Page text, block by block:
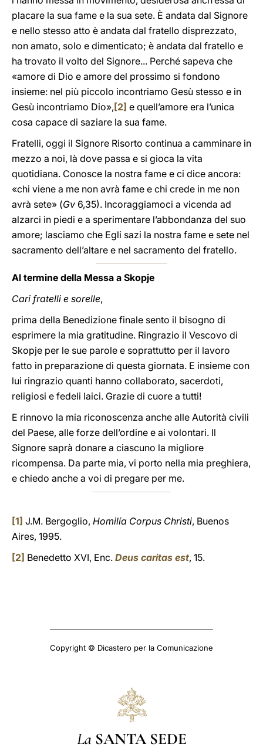
placare la sua fame e la sua sete. È andata dal Signore
e nello stesso atto è andata dal fratello disprezzato,
non amato, solo e dimenticato; è andata dal fratello e
ha trovato il volto del Signore... Perché sapeva che
«amore di Dio e amore del prossimo si fondono
insieme: nel più piccolo incontriamo Gesù stesso e in
Gesù incontriamo Dio», [2] e quell’amore era l’unica
cosa capace di saziare la sua fame.
Fratelli, oggi il Signore Risorto continua a camminare in
mezzo a noi, là dove passa e si gioca la vita
quotidiana. Conosce la nostra fame e ci dice ancora:
«chi viene a me non avrà fame e chi crede in me non
avrà sete» (Gv 6,35). Incoraggiamoci a vicenda ad
alzarci in piedi e a sperimentare l’abbondanza del suo
amore; lasciamo che Egli sazi la nostra fame e sete nel
sacramento dell’altare e nel sacramento del fratello.
Al termine della Messa a Skopje
Cari fratelli e sorelle,
prima della Benedizione finale sento il bisogno di
esprimere la mia gratitudine. Ringrazio il Vescovo di
Skopje per le sue parole e soprattutto per il lavoro
fatto in preparazione di questa giornata. E insieme con
lui ringrazio quanti hanno collaborato, sacerdoti,
religiosi e fedeli laici. Grazie di cuore a tutti!
E rinnovo la mia riconoscenza anche alle Autorità civili
del Paese, alle forze dell’ordine e ai volontari. Il
Signore saprà donare a ciascuno la migliore
ricompensa. Da parte mia, vi porto nella mia preghiera,
e chiedo anche a voi di pregare per me.
[1] J.M. Bergoglio, Homilía Corpus Christi, Buenos
Aires, 1995.
[2] Benedetto XVI, Enc. Deus caritas est, 15.
Copyright © Dicastero per la Comunicazione
La SANTA SEDE